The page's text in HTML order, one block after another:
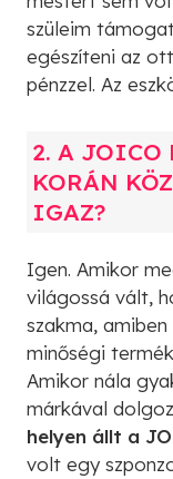
szüleim
egészíteni az
pénzzel. Az
2. A JOICO
KORÁN
IGAZ?
Igen. Amikor
világossá vált,
szakma,
minőségi
Amikor nála
márkával
helyen állt a
volt egy